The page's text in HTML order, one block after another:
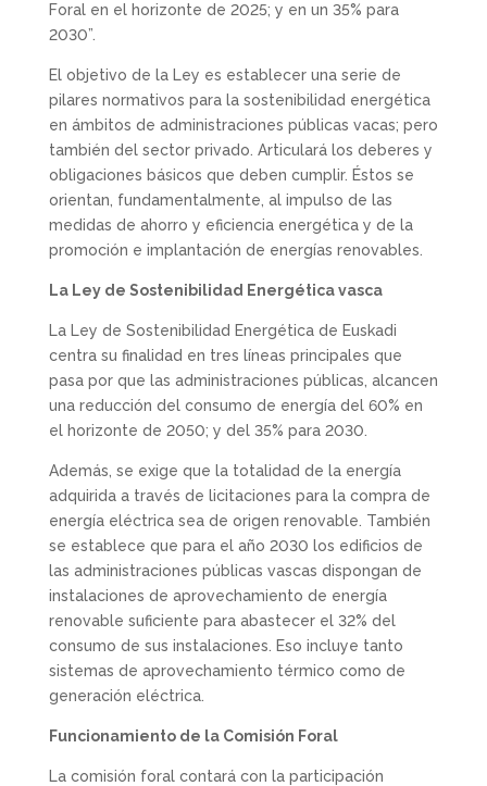
Foral en el horizonte de 2025; y en un 35% para
2030”.
El objetivo de la Ley es establecer una serie de
pilares normativos para la sostenibilidad energética
en ámbitos de administraciones públicas vacas; pero
también del sector privado. Articulará los deberes y
obligaciones básicos que deben cumplir. Éstos se
orientan, fundamentalmente, al impulso de las
medidas de ahorro y eficiencia energética y de la
promoción e implantación de energías renovables.
La Ley de Sostenibilidad Energética vasca
La Ley de Sostenibilidad Energética de Euskadi
centra su finalidad en tres líneas principales que
pasa por que las administraciones públicas, alcancen
una reducción del consumo de energía del 60% en
el horizonte de 2050; y del 35% para 2030.
Además, se exige que la totalidad de la energía
adquirida a través de licitaciones para la compra de
energía eléctrica sea de origen renovable. También
se establece que para el año 2030 los edificios de
las administraciones públicas vascas dispongan de
instalaciones de aprovechamiento de energía
renovable suficiente para abastecer el 32% del
consumo de sus instalaciones. Eso incluye tanto
sistemas de aprovechamiento térmico como de
generación eléctrica.
Funcionamiento de la Comisión Foral
La comisión foral contará con la participación